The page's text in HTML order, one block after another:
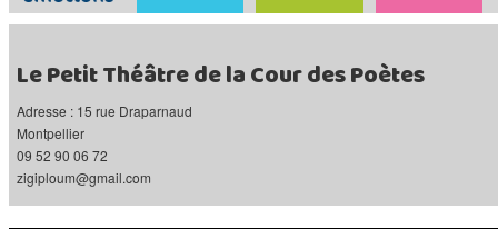
Le Petit Théâtre de la Cour des Poètes
Adresse : 15 rue Draparnaud
Montpellier
09 52 90 06 72
zigiploum@gmail.com